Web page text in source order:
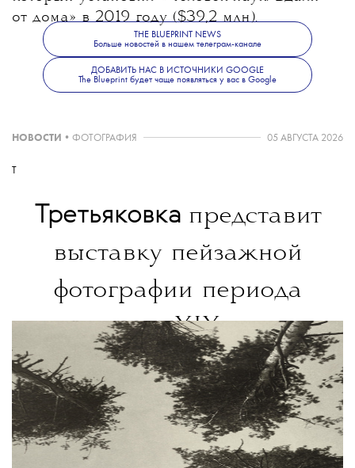
от дома» в 2019 году ($39,2 млн).
THE BLUEPRINT NEWS
Больше новостей в нашем телеграм-канале
ДОБАВИТЬ НАС В ИСТОЧНИКИ GOOGLE
The Blueprint будет чаще появляться у вас в Google
НОВОСТИ • ФОТОГРАФИЯ 05 АВГУСТА 2026
T
Третьяковка представит
выставку пейзажной
фотографии периода
с конца XIX века
до наших дней